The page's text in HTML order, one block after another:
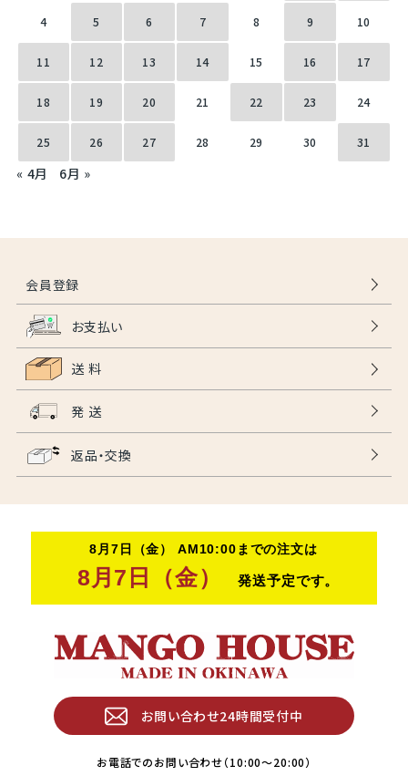
4 5 6 7 8 9 10
11 12 13 14 15 16 17
18 19 20 21 22 23 24
25 26 27 28 29 30 31
« 4月 6月 »
会員登録
お支払い
送 料
発 送
返品・交換
お問い合わせ24時間受付中
お電話でのお問い合わせ（10:00〜20:00）